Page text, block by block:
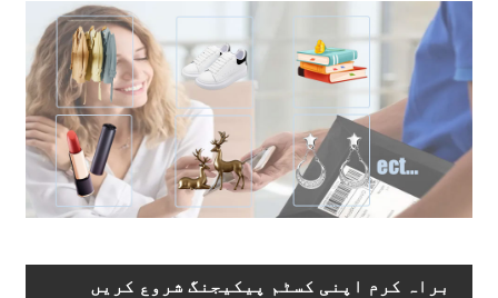
براہ کرم اپنی کسٹم پیکیجنگ شروع کریں